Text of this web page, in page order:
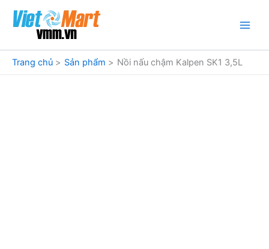
dung
Trang chủ
Sản phẩm Nồi nấu chậm Kalpen SK1 3,5L